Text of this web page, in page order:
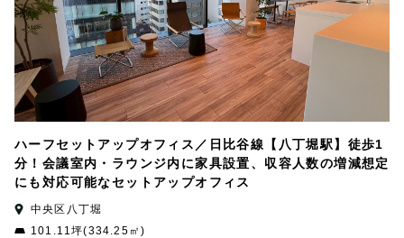
ハーフセットアップオフィス／日比谷線【八丁堀駅】徒歩1
分！会議室内・ラウンジ内に家具設置、収容人数の増減想定
にも対応可能なセットアップオフィス
中央区八丁堀
101.11坪(334.25㎡)